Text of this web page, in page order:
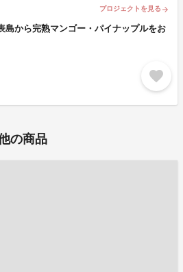
プロジェクトを見る arrow_forward
島から完熟マンゴー・パイナップルをお
favorite
の商品